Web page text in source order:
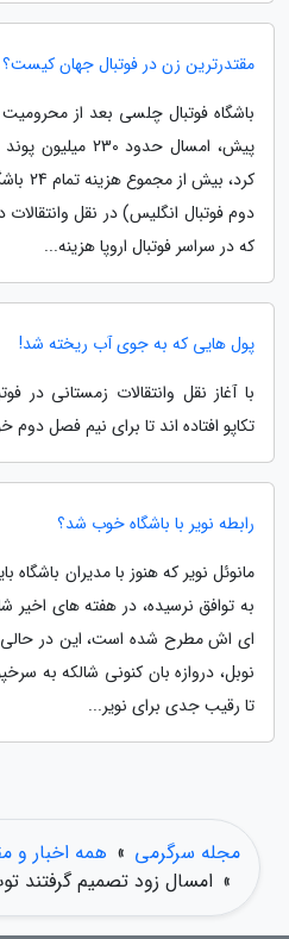
مقتدرترین زن در فوتبال جهان کیست؟
باشگاه فوتبال چلسی بعد از محرومیت
پیش، امسال
کرد،
دوم فوتبال انگلیس) در نقل
که در سراسر فوتبال اروپا هزینه...
پول هایی که به جوی آب ریخته شد!
با آغاز نقل وانتقالات زمستانی در
تکاپو افتاده اند تا برای نیم فصل دوم
رابطه نویر با باشگاه خوب شد؟
مانوئل نویر که هنوز با مدیران باشگاه
به توافق نرسیده، در هفته های اخیر
ای اش مطرح شده است، این در حالی
نوبل، دروازه بان کنونی شالکه به
تا رقیب جدی برای نویر...
مجله سرگرمی » همه اخبار و
» امسال زود تصمیم گرفتند